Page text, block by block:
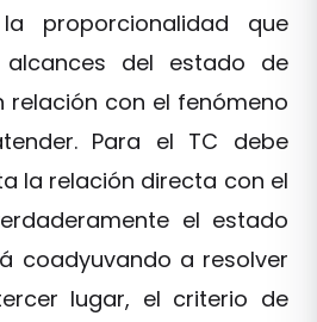
proporcionalidad que
del estado de
relación con el fenómeno
Para el TC debe
la relación directa con el
el estado
coadyuvando a resolver
lugar, el criterio de